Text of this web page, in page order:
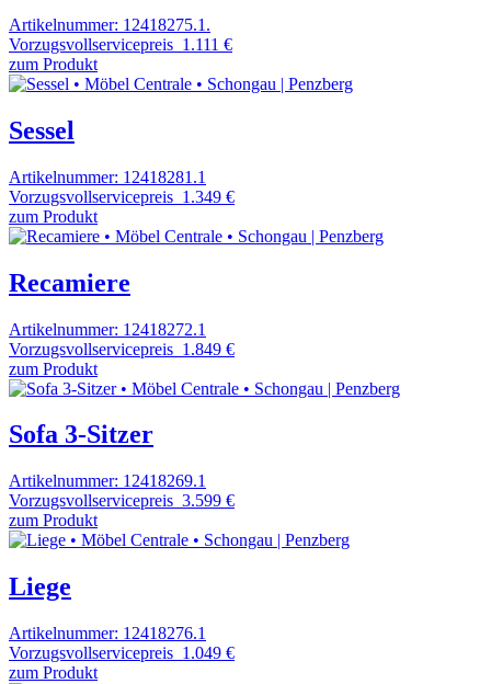
Artikelnummer: 12418275.1.
Vorzugsvollservicepreis 1.111 €
zum Produkt
Sessel
Artikelnummer: 12418281.1
Vorzugsvollservicepreis 1.349 €
zum Produkt
Recamiere
Artikelnummer: 12418272.1
Vorzugsvollservicepreis 1.849 €
zum Produkt
Sofa 3-Sitzer
Artikelnummer: 12418269.1
Vorzugsvollservicepreis 3.599 €
zum Produkt
Liege
Artikelnummer: 12418276.1
Vorzugsvollservicepreis 1.049 €
zum Produkt